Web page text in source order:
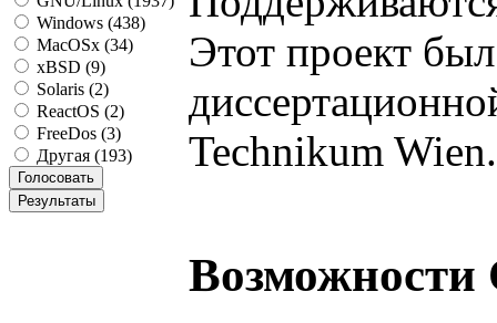
Windows (438)
MacOSx (34)
xBSD (9)
Solaris (2)
ReactOS (2)
FreeDos (3)
Другая (193)
Этот проект
Technikum Wien.
Возможности